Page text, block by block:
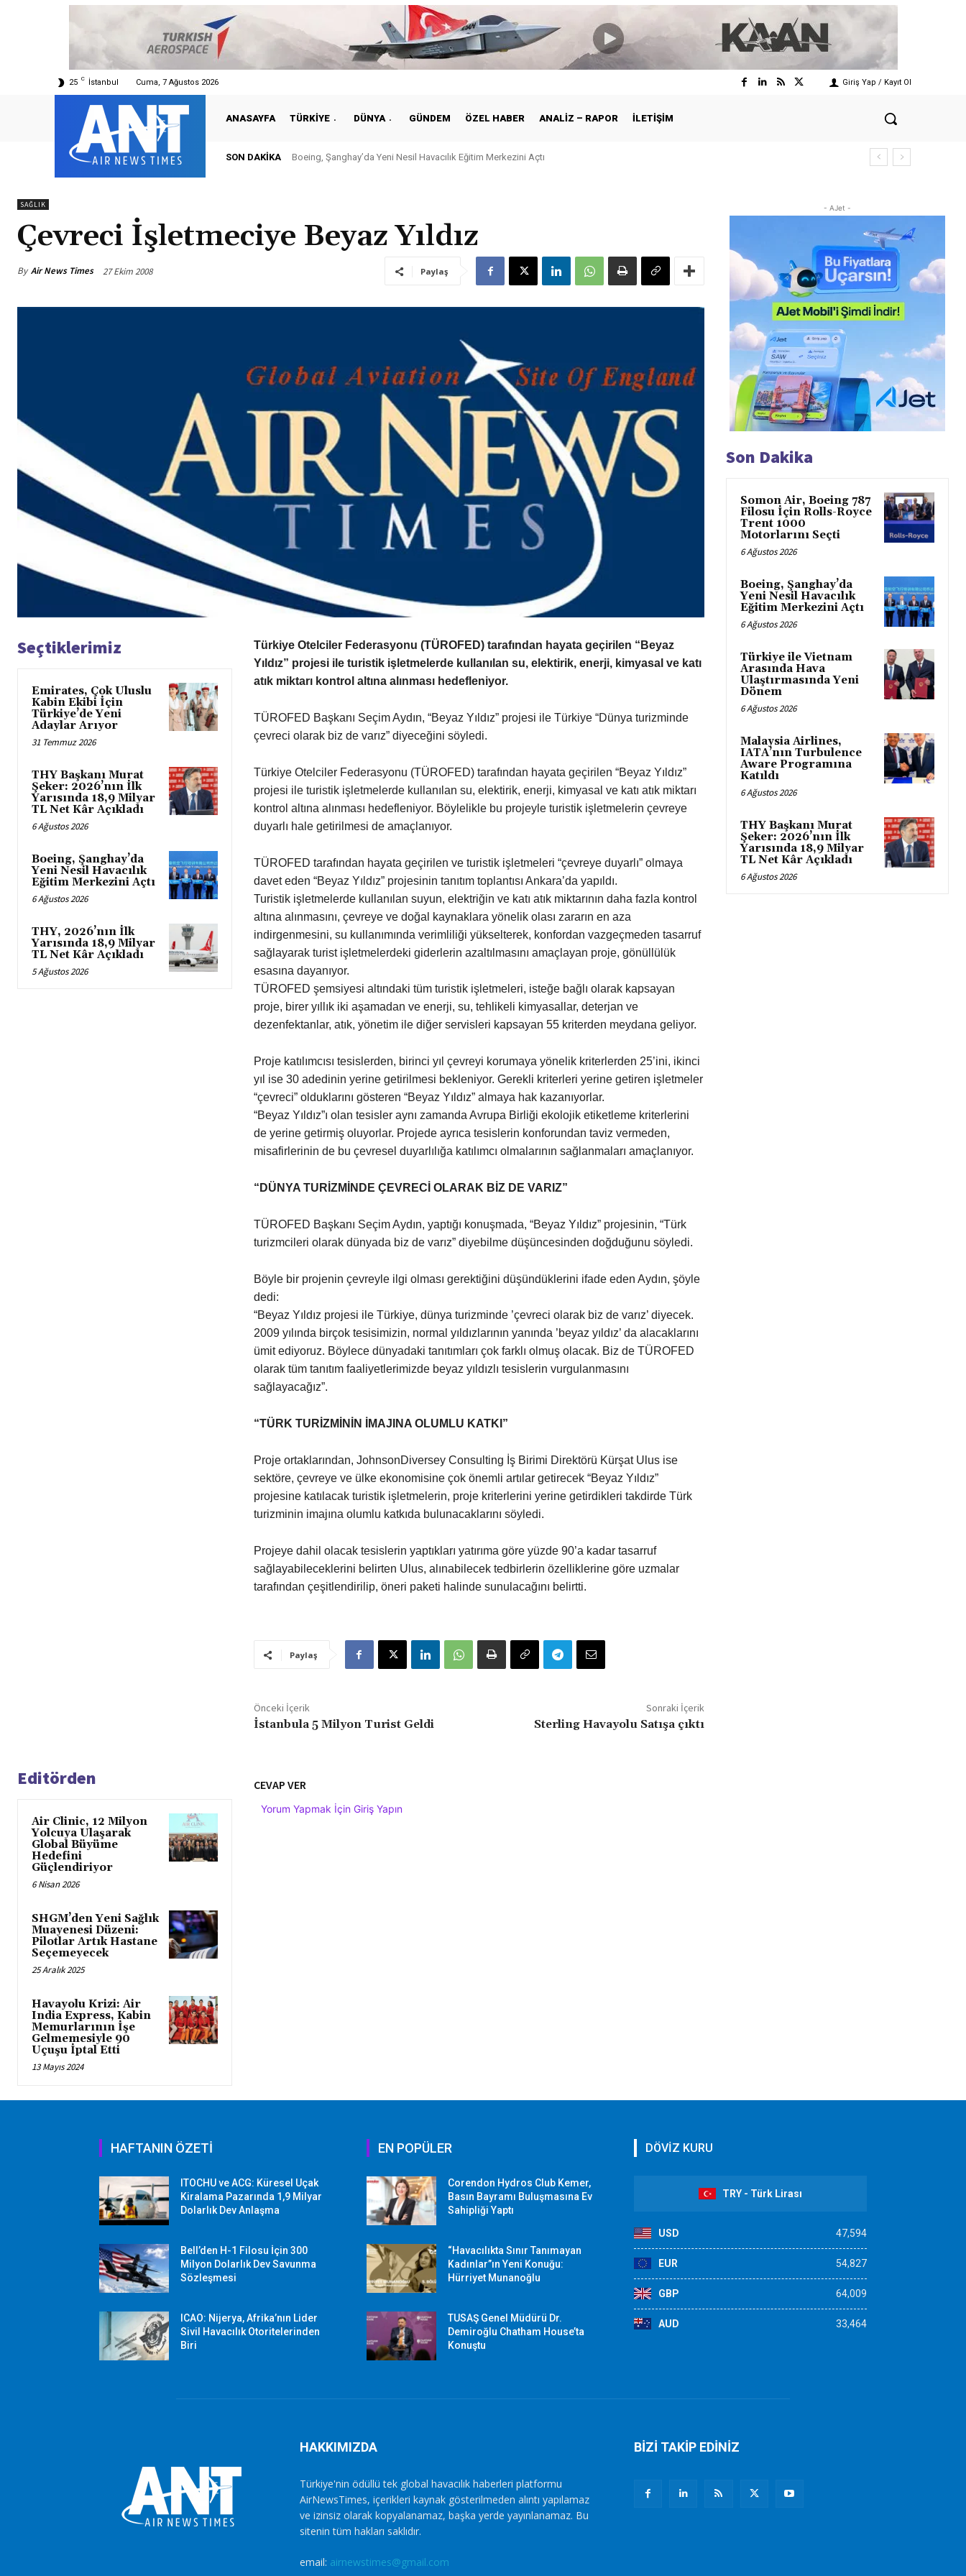
25 C İstanbul Cuma, 7 Ağustos 2026 Giriş Yap / Kayıt Ol
ANASAYFA TÜRKIYE DÜNYA GÜNDEM ÖZEL HABER ANALIZ – RAPOR İLETIŞIM
SON DAKIKA Boeing, Şanghay’da Yeni Nesil Havacılık Eğitim Merkezini Açtı
SAĞLIK
Çevreci İşletmeciye Beyaz Yıldız
By Air News Times 27 Ekim 2008 Paylaş
Seçtiklerimiz
Emirates, Çok Uluslu
Kabin Ekibi İçin
Türkiye’de Yeni
Adaylar Arıyor
31 Temmuz 2026
THY Başkanı Murat
Şeker: 2026’nın İlk
Yarısında 18,9 Milyar
TL Net Kâr Açıkladı
6 Ağustos 2026
Boeing, Şanghay’da
Yeni Nesil Havacılık
Eğitim Merkezini Açtı
6 Ağustos 2026
THY, 2026’nın İlk
Yarısında 18,9 Milyar
TL Net Kâr Açıkladı
5 Ağustos 2026
Türkiye Otelciler Federasyonu (TÜROFED) tarafından hayata geçirilen “Beyaz
Yıldız” projesi ile turistik işletmelerde kullanılan su, elektirik, enerji, kimyasal ve katı
atık miktarı kontrol altına alınması hedefleniyor.
TÜROFED Başkanı Seçim Aydın, “Beyaz Yıldız” projesi ile Türkiye “Dünya turizminde
çevreci olarak biz de varız” diyeceğini söyledi.
Türkiye Otelciler Federasyonu (TÜROFED) tarafından hayata geçirilen “Beyaz Yıldız”
projesi ile turistik işletmelerde kullanılan su, elektirik, enerji, kimyasal ve katı atık miktarı
kontrol altına alınması hedefleniyor. Böylelikle bu projeyle turistik işletmelerin çevreye
duyarlı hale getirilmesi de amaçlanıyor.
TÜROFED tarafından hayata geçirilen ve turistik işletmeleri “çevreye duyarlı” olmaya
davet eden “Beyaz Yıldız” projesinin tanıtım toplantısı Ankara’da yapıldı.
Turistik işletmelerde kullanılan suyun, elektriğin ve katı atık miktarının daha fazla kontrol
altına alınmasını, çevreye ve doğal kaynaklara yönelik olası zararın en aza
indirgenmesini, su kullanımında verimliliği yükselterek, konfordan vazgeçmeden tasarruf
sağlayarak turist işletmelerdeki giderlerin azaltılmasını amaçlayan proje, gönüllülük
esasına dayanıyor.
TÜROFED şemsiyesi altındaki tüm turistik işletmeleri, isteğe bağlı olarak kapsayan
proje, birer yıllık iki aşamadan ve enerji, su, tehlikeli kimyasallar, deterjan ve
dezenfektanlar, atık, yönetim ile diğer servisleri kapsayan 55 kriterden meydana geliyor.
Proje katılımcısı tesislerden, birinci yıl çevreyi korumaya yönelik kriterlerden 25’ini, ikinci
yıl ise 30 adedinin yerine getirilmesi bekleniyor. Gerekli kriterleri yerine getiren işletmeler
“çevreci” olduklarını gösteren “Beyaz Yıldız” almaya hak kazanıyorlar.
“Beyaz Yıldız”ı olan tesisler aynı zamanda Avrupa Birliği ekolojik etiketleme kriterlerini
de yerine getirmiş oluyorlar. Projede ayrıca tesislerin konforundan taviz vermeden,
misafirlerinin de bu çevresel duyarlılığa katılımcı olmalarının sağlanmaları amaçlanıyor.
“DÜNYA TURİZMİNDE ÇEVRECİ OLARAK BİZ DE VARIZ”
TÜROFED Başkanı Seçim Aydın, yaptığı konuşmada, “Beyaz Yıldız” projesinin, “Türk
turizmcileri olarak dünyada biz de varız” diyebilme düşüncesinden doğduğunu söyledi.
Böyle bir projenin çevreyle ilgi olması gerektiğini düşündüklerini ifade eden Aydın, şöyle
dedi:
“Beyaz Yıldız projesi ile Türkiye, dünya turizminde ’çevreci olarak biz de varız’ diyecek.
2009 yılında birçok tesisimizin, normal yıldızlarının yanında ’beyaz yıldız’ da alacaklarını
ümit ediyoruz. Böylece dünyadaki tanıtımları çok farklı olmuş olacak. Biz de TÜROFED
olarak tüm tanıtım faaliyetlerimizde beyaz yıldızlı tesislerin vurgulanmasını
sağlayacağız”.
“TÜRK TURİZMİNİN İMAJINA OLUMLU KATKI”
Proje ortaklarından, JohnsonDiversey Consulting İş Birimi Direktörü Kürşat Ulus ise
sektöre, çevreye ve ülke ekonomisine çok önemli artılar getirecek “Beyaz Yıldız”
projesine katılacak turistik işletmelerin, proje kriterlerini yerine getirdikleri takdirde Türk
turizminin imajına olumlu katkıda bulunacaklarını söyledi.
Projeye dahil olacak tesislerin yaptıkları yatırıma göre yüzde 90’a kadar tasarruf
sağlayabileceklerini belirten Ulus, alınabilecek tedbirlerin özelliklerine göre uzmalar
tarafından çeşitlendirilip, öneri paketi halinde sunulacağını belirtti.
Paylaş
Önceki İçerik
İstanbula 5 Milyon Turist Geldi
Sonraki İçerik
Sterling Havayolu Satışa çıktı
Editörden
Air Clinic, 12 Milyon
Yolcuya Ulaşarak
Global Büyüme
Hedefini
Güçlendiriyor
6 Nisan 2026
SHGM’den Yeni Sağlık
Muayenesi Düzeni:
Pilotlar Artık Hastane
Seçemeyecek
25 Aralık 2025
Havayolu Krizi: Air
India Express, Kabin
Memurlarının İşe
Gelmemesiyle 90
Uçuşu İptal Etti
13 Mayıs 2024
CEVAP VER
Yorum Yapmak İçin Giriş Yapın
- AJet -
Son Dakika
Somon Air, Boeing 787
Filosu İçin Rolls-Royce
Trent 1000
Motorlarını Seçti
6 Ağustos 2026
Boeing, Şanghay’da
Yeni Nesil Havacılık
Eğitim Merkezini Açtı
6 Ağustos 2026
Türkiye ile Vietnam
Arasında Hava
Ulaştırmasında Yeni
Dönem
6 Ağustos 2026
Malaysia Airlines,
IATA’nın Turbulence
Aware Programına
Katıldı
6 Ağustos 2026
THY Başkanı Murat
Şeker: 2026’nın İlk
Yarısında 18,9 Milyar
TL Net Kâr Açıkladı
6 Ağustos 2026
HAFTANIN ÖZETİ
ITOCHU ve ACG: Küresel Uçak
Kiralama Pazarında 1,9 Milyar
Dolarlık Dev Anlaşma
Bell’den H-1 Filosu İçin 300
Milyon Dolarlık Dev Savunma
Sözleşmesi
ICAO: Nijerya, Afrika’nın Lider
Sivil Havacılık Otoritelerinden
Biri
EN POPÜLER
Corendon Hydros Club Kemer,
Basın Bayramı Buluşmasına Ev
Sahipliği Yaptı
“Havacılıkta Sınır Tanımayan
Kadınlar”ın Yeni Konuğu:
Hürriyet Munanoğlu
TUSAŞ Genel Müdürü Dr.
Demiroğlu Chatham House’ta
Konuştu
DÖVİZ KURU
TRY - Türk Lirası
USD 47,594
EUR 54,827
GBP 64,009
AUD 33,464
HAKKIMIZDA
Türkiye'nin ödüllü tek global havacılık haberleri platformu
AirNewsTimes, içerikleri kaynak gösterilmeden alıntı yapılamaz
ve izinsiz olarak kopyalanamaz, başka yerde yayınlanamaz. Bu
sitenin tüm hakları saklıdır.
email: airnewstimes@gmail.com
BİZİ TAKİP EDİNİZ